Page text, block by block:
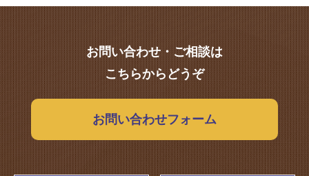
お問い合わせ・ご相談は
こちらからどうぞ
お問い合わせフォーム